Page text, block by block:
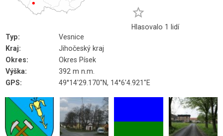

Hlasovalo 1 lidí
Typ:
Vesnice
Kraj:
Jihočeský kraj
Okres:
Okres Písek
Výška:
392 m n.m.
GPS:
49°14'29.170"N, 14°6'4.921"E